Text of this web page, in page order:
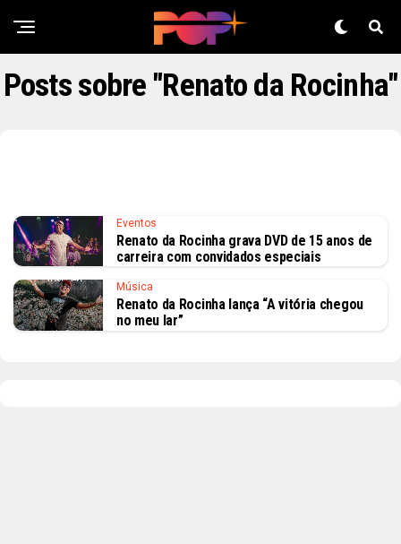
Posts sobre "Renato da Rocinha"
Eventos
Renato da Rocinha grava DVD de 15 anos de
carreira com convidados especiais
Música
Renato da Rocinha lança “A vitória chegou
no meu lar”